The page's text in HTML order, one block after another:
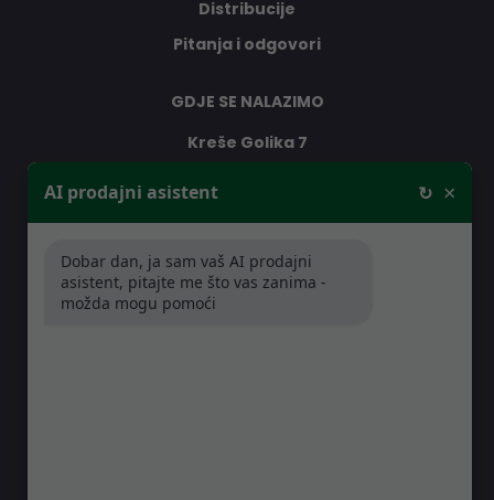
Distribucije
Pitanja i odgovori
GDJE SE NALAZIMO
Kreše Golika 7
RADNO VRIJEME
Pon-Čet: 08:30 - 16:30h
AI prodajni asistent ↻ ×
Dobar dan, ja sam vaš AI prodajni
asistent, pitajte me što vas zanima -
možda mogu pomoći